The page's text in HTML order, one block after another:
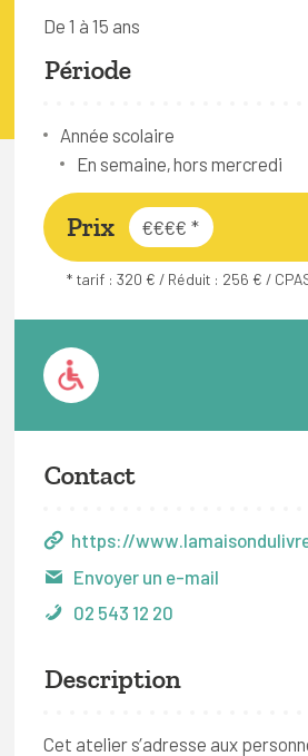
Bruxelles Temps Libre
De 1 à 15 ans
Période
Année scolaire
En semaine, hors mercredi
Prix €€€€ *
* tarif : 320 € / Réduit : 256 € /
Contact
https://
Envoyer un e-mail
02 543 12 20
Description
Cet atelier s’adresse aux